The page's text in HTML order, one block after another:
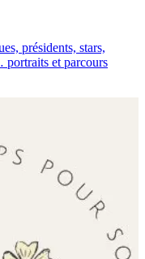
présidents, stars,
portraits et parcours